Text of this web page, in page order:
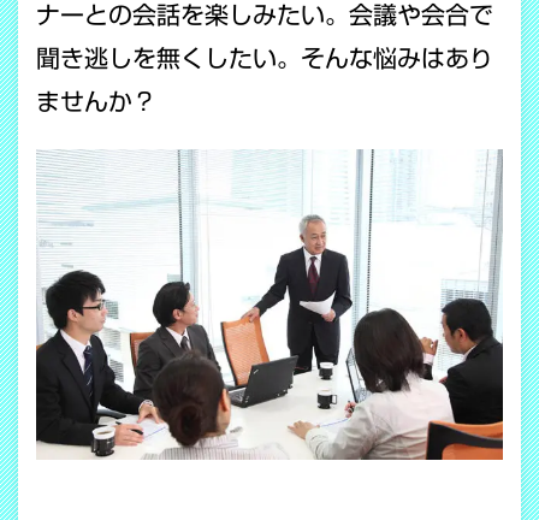
ナーとの会話を楽しみたい。会議や会合で
聞き逃しを無くしたい。そんな悩みはあり
ませんか？